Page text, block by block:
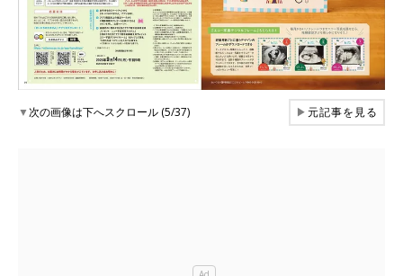
▼次の画像は下へスクロール (5/37) ▶元記事を見る